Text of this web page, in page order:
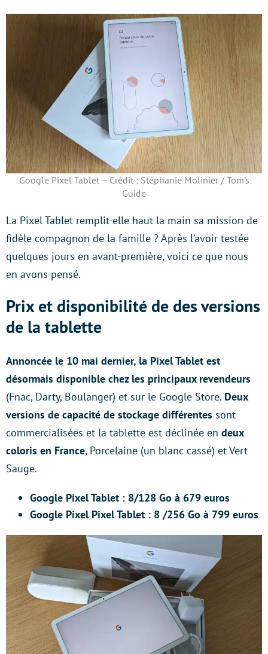
Google Pixel Tablet – Crédit : Stéphanie Molinier / Tom’s
Guide
La Pixel Tablet remplit-elle haut la main sa mission de
fidèle compagnon de la famille ? Après l’avoir testée
quelques jours en avant-première, voici ce que nous
en avons pensé.
Prix et disponibilité de des versions
de la tablette
Annoncée le 10 mai dernier, la Pixel Tablet est
désormais disponible chez les principaux revendeurs
(Fnac, Darty, Boulanger) et sur le Google Store. Deux
versions de capacité de stockage différentes sont
commercialisées et la tablette est déclinée en deux
coloris en France, Porcelaine (un blanc cassé) et Vert
Sauge.
Google Pixel Tablet : 8/128 Go à 679 euros
Google Pixel Pixel Tablet : 8 /256 Go à 799 euros